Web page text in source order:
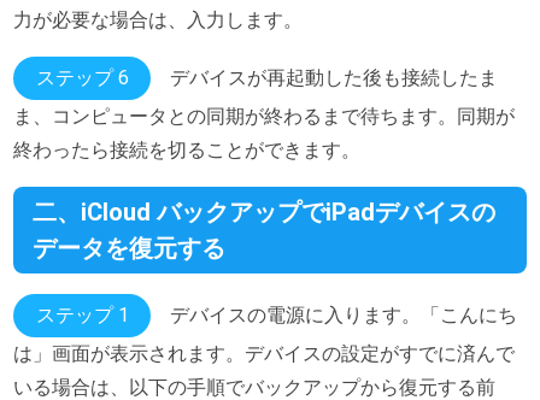
力が必要な場合は、入力します。
ステップ 6
デバイスが再起動した後も接続したま
ま、コンピュータとの同期が終わるまで待ちます。同期が
終わったら接続を切ることができます。
二、iCloud バックアップでiPadデバイスの
データを復元する
ステップ 1
デバイスの電源に入ります。「こんにち
は」画面が表示されます。デバイスの設定がすでに済んで
いる場合は、以下の手順でバックアップから復元する前